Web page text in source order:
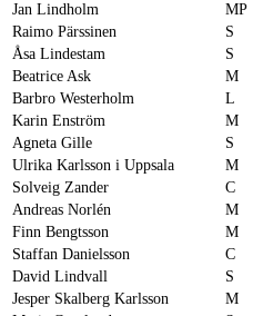
Jan Lindholm
MP
Raimo Pärssinen
S
Åsa Lindestam
S
Beatrice Ask
M
Barbro Westerholm
L
Karin Enström
M
Agneta Gille
S
Ulrika Karlsson i Uppsala
M
Solveig Zander
C
Andreas Norlén
M
Finn Bengtsson
M
Staffan Danielsson
C
David Lindvall
S
Jesper Skalberg Karlsson
M